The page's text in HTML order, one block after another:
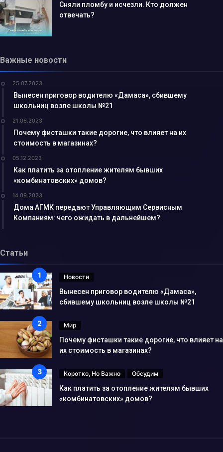
Сняли пломбу и исчезли. Кто должен
отвечать?
Важные новости
25.07.2023
Вынесен приговор водителю «Дамаса», сбившему
школьниц возле школы №21
21.06.2023
Почему фисташки такие дорогие, что влияет на их
стоимость в магазинах?
05.12.2023
Как платить за отопление жителям бывших
«комбинатовских» домов?
14.09.2023
Дома АГМК передают Управляющим Сервисным
Компаниям: чего ожидать в дальнейшем?
Статьи
Новости
Вынесен приговор водителю «Дамаса»,
сбившему школьниц возле школы №21
Мир
Почему фисташки такие дорогие, что влияет на
их стоимость в магазинах?
Коротко, Но Важно Обсудим
Как платить за отопление жителям бывших
«комбинатовских» домов?